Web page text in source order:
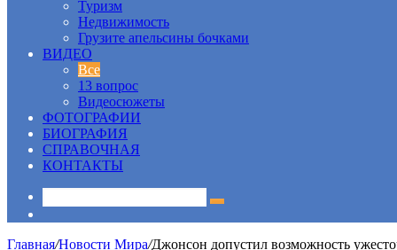
Туризм
Недвижимость
Грузите апельсины бочками
ВИДЕО
Все
13 вопрос
Видеосюжеты
ФОТОГРАФИИ
БИОГРАФИЯ
СПРАВОЧНАЯ
КОНТАКТЫ
Главная/Новости Мира/Джонсон допустил возможность